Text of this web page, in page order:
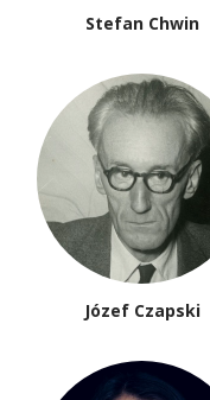
Stefan Chwin
Józef Czapski